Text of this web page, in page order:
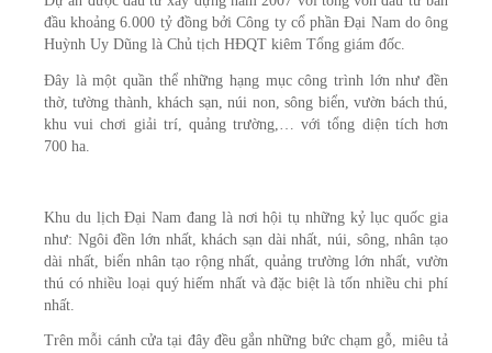
đầu khoảng 6.000 tỷ đồngbởi Công ty cổ phần Đại Nam do ông
Huỳnh Uy Dũng là Chủ tịch HĐQT kiêm Tổng giám đốc.
Đây là một quần thể những hạng mục công trình lớn như đền
thờ, tường thành, khách sạn, núi non, sông biển, vườn bách thú,
khu vui chơi giải trí, quảng trường,… với tổng diện tích hơn
700 ha.
Khu du lịch Đại Nam đang là nơi hội tụ những kỷ lục quốc gia
như: Ngôi đền lớn nhất, khách sạn dài nhất, núi, sông, nhân tạo
dài nhất, biển nhân tạo rộng nhất, quảng trường lớn nhất, vườn
thú có nhiều loại quý hiếm nhất và đặc biệt là tốn nhiều chi phí
nhất.
Trên mỗi cánh cửa tại đây đều gắn những bức chạm gỗ, miêu tả